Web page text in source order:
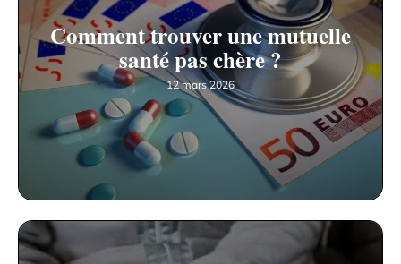
Comment trouver une mutuelle
santé pas chère ?
12 mars 2026